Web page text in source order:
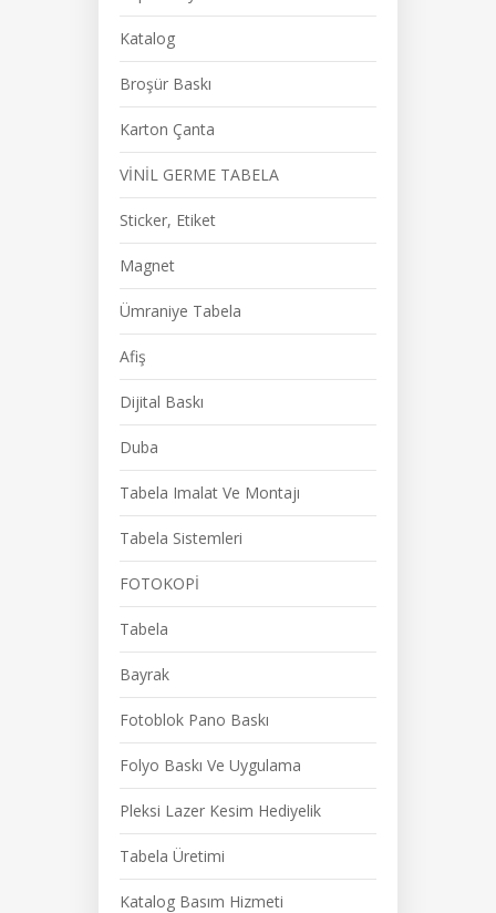
Katalog
Broşür Baskı
Karton Çanta
VİNİL GERME TABELA
Sticker, Etiket
Magnet
Ümraniye Tabela
Afiş
Dijital Baskı
Duba
Tabela Imalat Ve Montajı
Tabela Sistemleri
FOTOKOPİ
Tabela
Bayrak
Fotoblok Pano Baskı
Folyo Baskı Ve Uygulama
Pleksi Lazer Kesim Hediyelik
Tabela Üretimi
Katalog Basım Hizmeti